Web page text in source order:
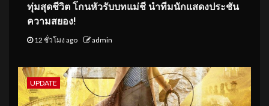
ทุ่มสุดชีวิต โกนหัวรับบทแม่ชี นำทีมนักแสดงประชัน
ความสยอง!
12 ชั่วโมง ago admin
UPDATE